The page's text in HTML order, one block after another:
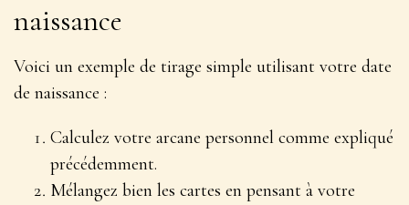
naissance
Voici un exemple de tirage simple utilisant votre date
de naissance :
Calculez votre arcane personnel comme expliqué
précédemment.
Mélangez bien les cartes en pensant à votre